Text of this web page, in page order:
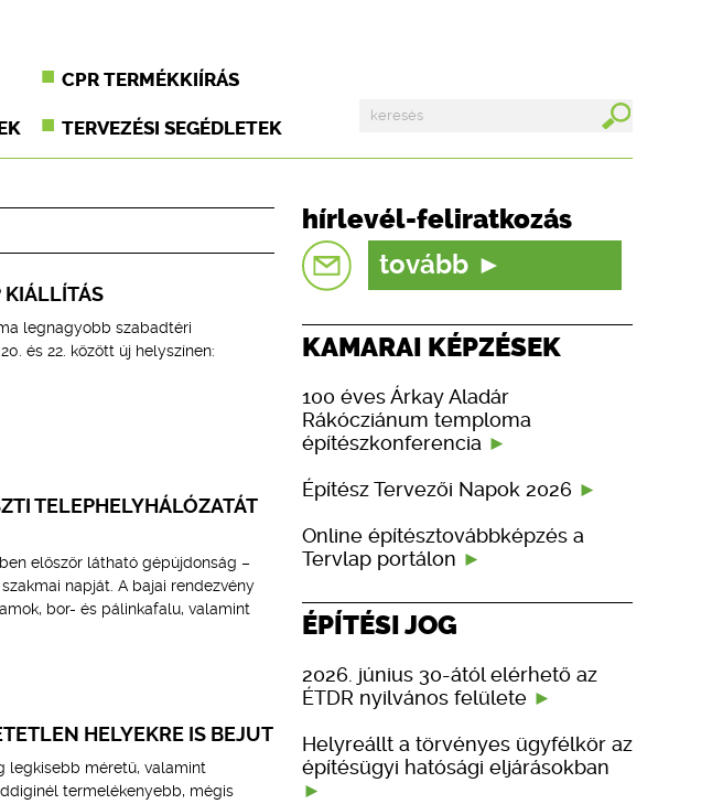
CPR TERMÉKKIÍRÁS
TERVEZÉSI SEGÉDLETEK
KIÁLLÍTÁS
legnagyobb szabadtéri
és 22. között új helyszínen:
TELEPHELYHÁLÓZATÁT
először látható gépújdonság –
napját. A bajai rendezvény
bor- és pálinkafalu, valamint
HELYEKRE IS BEJUT
legkisebb méretű, valamint
termelékenyebb, mégis
hírlevél-feliratkozás
tovább
KAMARAI KÉPZÉSEK
100 éves Árkay Aladár
Rákócziánum temploma
építészkonferencia
Építész Tervezői Napok 2026
Online építésztovábbképzés a
Tervlap portálon
ÉPÍTÉSI JOG
2026. június 30-ától elérhető az
ÉTDR nyilvános felülete
Helyreállt a törvényes ügyfélkör az
építésügyi hatósági eljárásokban